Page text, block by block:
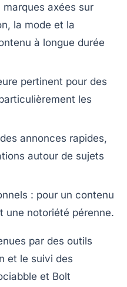
marques axées sur
la mode et la
à longue durée
pertinent pour des
les
annonces rapides,
autour de sujets
: pour un contenu
une notoriété pérenne.
par des outils
et le suivi des
et Bolt